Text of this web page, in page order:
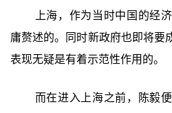
上海，作为当时中国的经
庸赘述的。同时新政府也即将要
表现无疑是有着示范性作用的。
而在进入上海之前，陈毅